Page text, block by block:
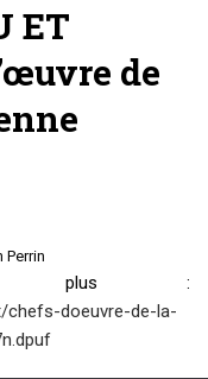
ET
de
Perrin
plus :
chefs-doeuvre-de-la-